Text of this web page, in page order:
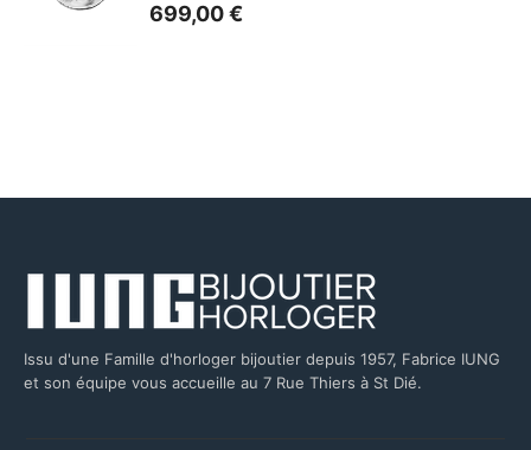
699,00€
Issu d'une Famille d'horloger bijoutier depuis 1957, Fabrice IUNG
et son équipe vous accueille au 7 Rue Thiers à St Dié.